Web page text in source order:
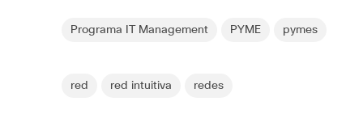
Programa IT Management PYME pymes
red red intuitiva redes